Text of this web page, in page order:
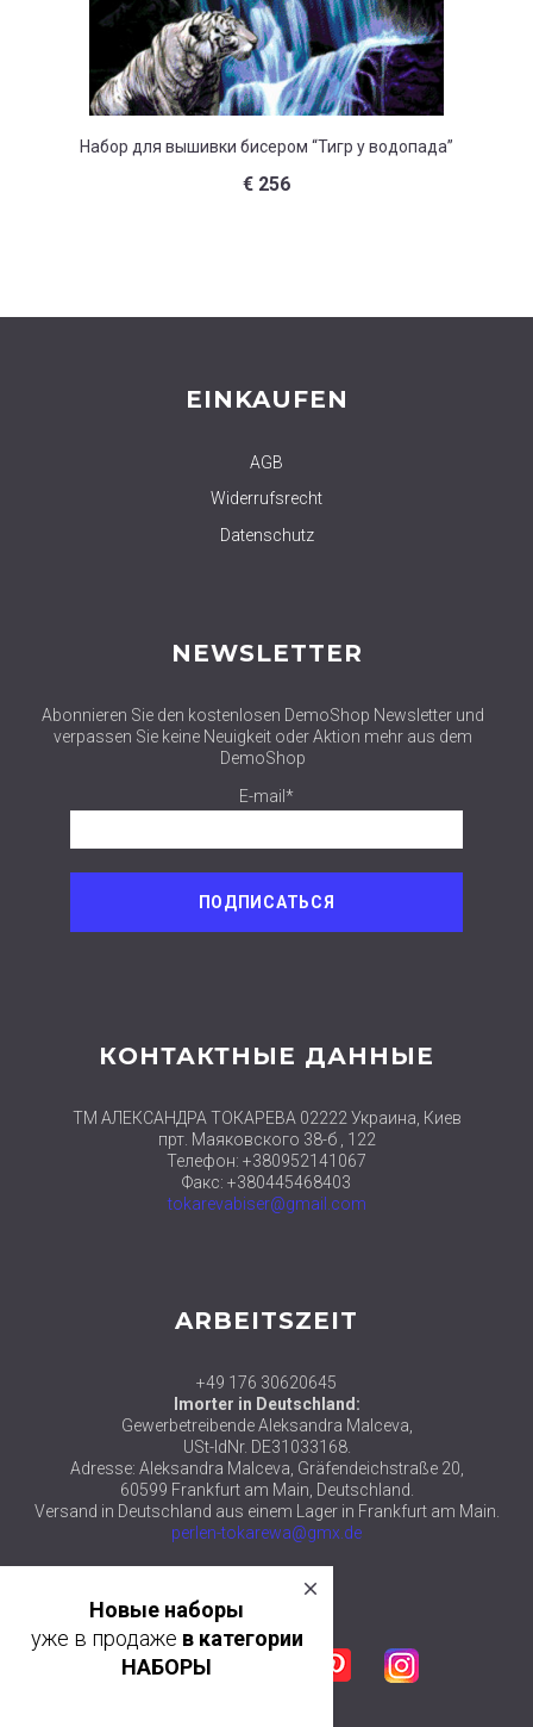
Набор для вышивки бисером “Тигр у водопада”
€ 256
EINKAUFEN
AGB
Widerrufsrecht
Datenschutz
NEWSLETTER
Abonnieren Sie den kostenlosen DemoShop Newsletter und
verpassen Sie keine Neuigkeit oder Aktion mehr aus dem
DemoShop
E-mail*
КОНТАКТНЫЕ ДАННЫЕ
ТМ АЛЕКСАНДРА ТОКАРЕВА 02222 Украина, Киев
прт. Маяковского 38-б , 122
Телефон: +380952141067
Факс: +380445468403
tokarevabiser@gmail.com
ARBEITSZEIT
+49 176 30620645
Imorter in Deutschland:
Gewerbetreibende Aleksandra Malceva,
USt-IdNr. DE31033168.
Adresse: Aleksandra Malceva, Gräfendeichstraße 20,
60599 Frankfurt am Main, Deutschland.
Versand in Deutschland aus einem Lager in Frankfurt am Main.
perlen-tokarewa@gmx.de
Facebook Twitter Google plus Pinterest Instagram
Новые наборы
уже в продаже в категории
НАБОРЫ
close